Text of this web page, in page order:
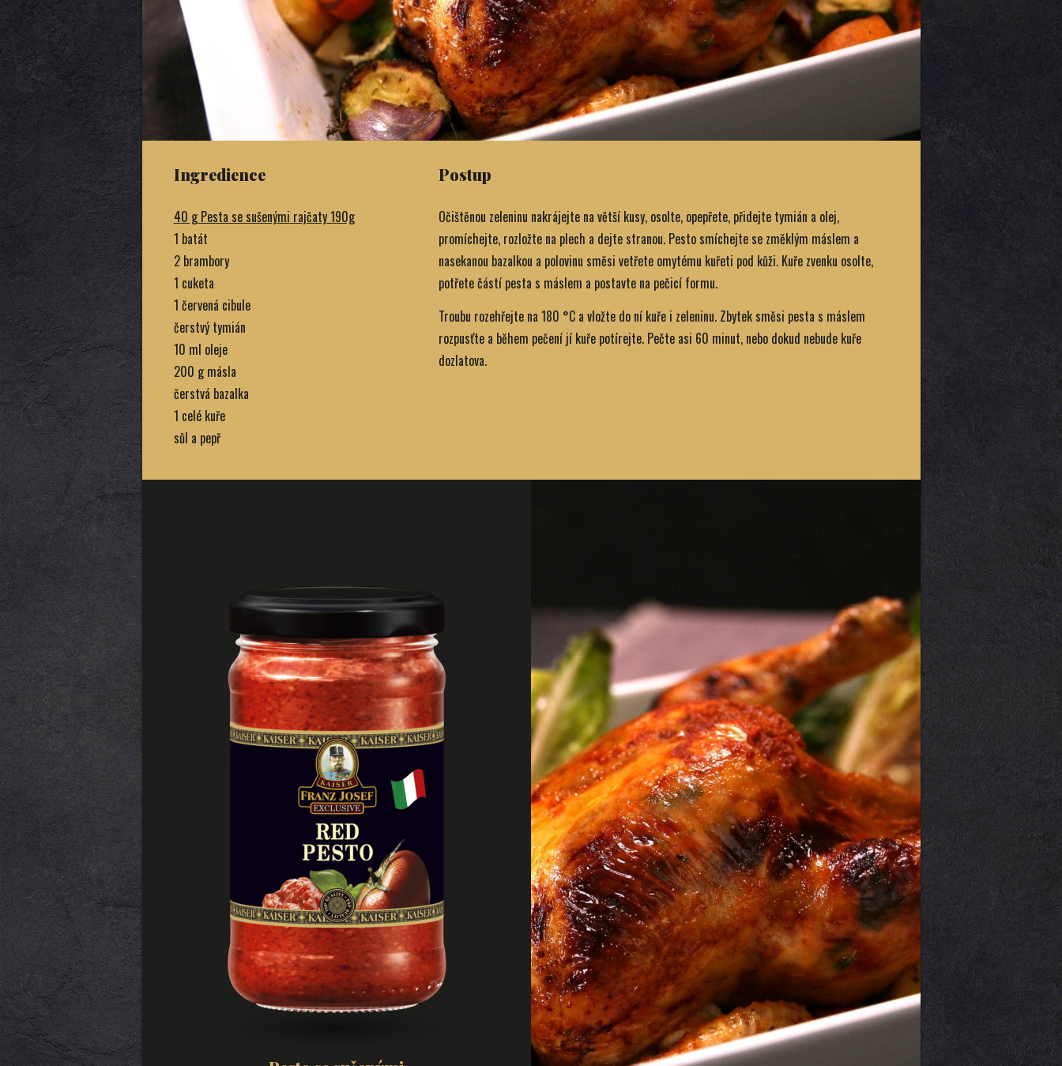
Ingredience
40 g Pesta se sušenými rajčaty 190g
1 batát
2 brambory
1 cuketa
1 červená cibule
čerstvý tymián
10 ml oleje
200 g másla
čerstvá bazalka
1 celé kuře
sůl a pepř
Postup
Očištěnou zeleninu nakrájejte na větší kusy, osolte, opepřete, přidejte tymián a olej,
promíchejte, rozložte na plech a dejte stranou. Pesto smíchejte se změklým máslem a
nasekanou bazalkou a polovinu směsi vetřete omytému kuřeti pod kůži. Kuře zvenku osolte,
potřete částí pesta s máslem a postavte na pečicí formu.
Troubu rozehřejte na 180 °C a vložte do ní kuře i zeleninu. Zbytek směsi pesta s máslem
rozpusťte a během pečení jí kuře potírejte. Pečte asi 60 minut, nebo dokud nebude kuře
dozlatova.